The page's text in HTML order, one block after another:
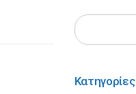
Κατηγορίες